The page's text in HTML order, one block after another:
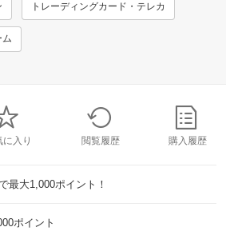
トレーディングカード・テレカ
ム
に入り 閲覧履歴 購入履歴
最大1,000ポイント！
ポイント